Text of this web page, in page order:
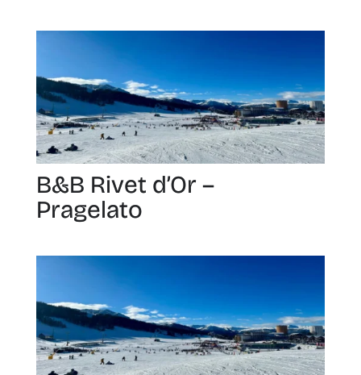
B&B Rivet d’Or –
Pragelato